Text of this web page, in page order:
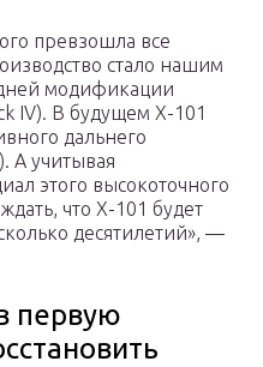
превзошла все
стало нашим
модификации
IV). В будущем X-101
дальнего
А учитывая
этого высокоточного
что X-101 будет
десятилетий», —
первую